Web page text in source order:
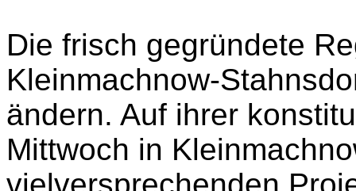
Die frisch gegründete
Kleinmachnow-
ändern. Auf ihrer
Mittwoch in
vielversprechenden